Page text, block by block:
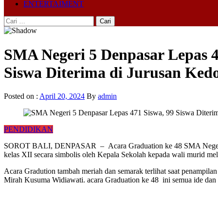
ENTERTAIMENT
Cari
untuk:
SMA Negeri 5 Denpasar Lepas
Siswa Diterima di Jurusan
Posted on : April 20, 2024 By admin
PENDIDIKAN
SOROT BALI, DENPASAR – Acara Graduation ke 48 SMA
kelas XII secara simbolis oleh Kepala Sekolah kepada wali murid
Acara Gradution tambah meriah dan semarak terlihat saat
Mirah Kusuma Widiawati. acara Graduation ke 48 ini semua ide